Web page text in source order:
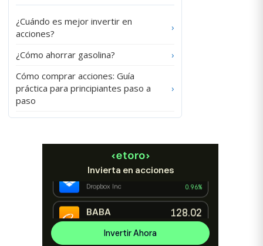
¿Cuándo es mejor invertir en
acciones?
›
¿Cómo ahorrar gasolina?
›
Cómo comprar acciones: Guía
práctica para principiantes paso a
paso
›